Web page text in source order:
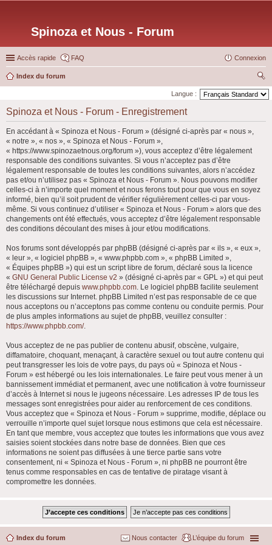
Spinoza et Nous - Forum
Accès rapide FAQ Connexion
Index du forum
ec
ch
Langue :
Spinoza et Nous - Forum - Enregistrement
En accédant à « Spinoza et Nous - Forum » (désigné ci-après par « nous »,
« notre », « nos », « Spinoza et Nous - Forum »,
« https://www.spinozaetnous.org/forum »), vous acceptez d’être légalement
responsable des conditions suivantes. Si vous n’acceptez pas d’être
légalement responsable de toutes les conditions suivantes, alors n’accédez
pas et/ou n’utilisez pas « Spinoza et Nous - Forum ». Nous pouvons modifier
celles-ci à n’importe quel moment et nous ferons tout pour que vous en soyez
informé, bien qu’il soit prudent de vérifier régulièrement celles-ci par vous-
même. Si vous continuez d’utiliser « Spinoza et Nous - Forum » alors que des
changements ont été effectués, vous acceptez d’être légalement responsable
des conditions découlant des mises à jour et/ou modifications.
Nos forums sont développés par phpBB (désigné ci-après par « ils », « eux »,
« leur », « logiciel phpBB », « www.phpbb.com », « phpBB Limited »,
« Équipes phpBB ») qui est un script libre de forum, déclaré sous la licence
« GNU General Public License v2 » (désigné ci-après par « GPL ») et qui peut
être téléchargé depuis www.phpbb.com. Le logiciel phpBB facilite seulement
les discussions sur Internet. phpBB Limited n’est pas responsable de ce que
nous acceptons ou n’acceptons pas comme contenu ou conduite permis. Pour
de plus amples informations au sujet de phpBB, veuillez consulter :
https://www.phpbb.com/.
Vous acceptez de ne pas publier de contenu abusif, obscène, vulgaire,
diffamatoire, choquant, menaçant, à caractère sexuel ou tout autre contenu qui
peut transgresser les lois de votre pays, du pays où « Spinoza et Nous -
Forum » est hébergé ou les lois internationales. Le faire peut vous mener à un
bannissement immédiat et permanent, avec une notification à votre fournisseur
d’accès à Internet si nous le jugeons nécessaire. Les adresses IP de tous les
messages sont enregistrées pour aider au renforcement de ces conditions.
Vous acceptez que « Spinoza et Nous - Forum » supprime, modifie, déplace ou
verrouille n’importe quel sujet lorsque nous estimons que cela est nécessaire.
En tant que membre, vous acceptez que toutes les informations que vous avez
saisies soient stockées dans notre base de données. Bien que ces
informations ne soient pas diffusées à une tierce partie sans votre
consentement, ni « Spinoza et Nous - Forum », ni phpBB ne pourront être
tenus comme responsables en cas de tentative de piratage visant à
compromettre les données.
Index du forum L’équipe du forum
Nous contacter